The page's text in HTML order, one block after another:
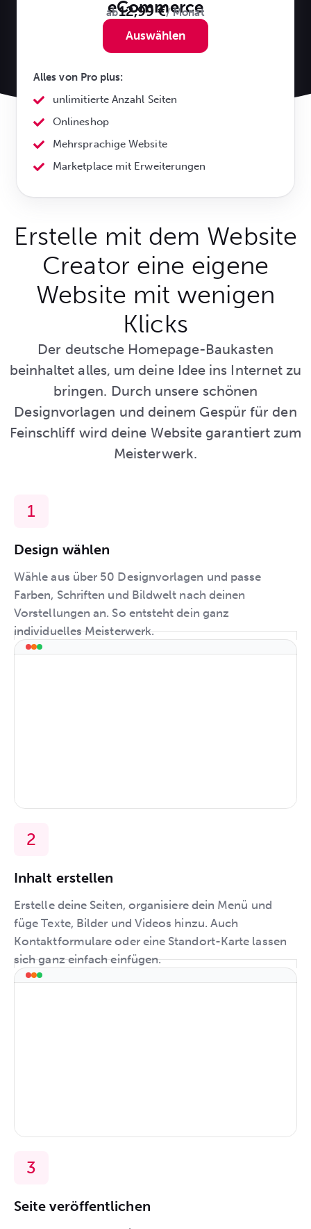
eCommerce
ab12,99 €/ Monat
Auswählen
Alles von Pro plus:
unlimitierte Anzahl Seiten
Onlineshop
Mehrsprachige Website
Marketplace mit Erweiterungen
Erstelle mit dem Website
Creator eine eigene
Website mit wenigen
Klicks
Der deutsche Homepage-Baukasten
beinhaltet alles, um deine Idee ins Internet zu
bringen. Durch unsere schönen
Designvorlagen und deinem Gespür für den
Feinschliff wird deine Website garantiert zum
Meisterwerk.
Design wählen
Wähle aus über 50 Designvorlagen und passe
Farben, Schriften und Bildwelt nach deinen
Vorstellungen an. So entsteht dein ganz
individuelles Meisterwerk.
Inhalt erstellen
Erstelle deine Seiten, organisiere dein Menü und
füge Texte, Bilder und Videos hinzu. Auch
Kontaktformulare oder eine Standort-Karte lassen
sich ganz einfach einfügen.
Seite veröffentlichen